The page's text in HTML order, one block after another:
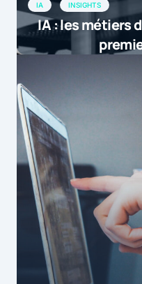
IA INSIGHTS
IA : les métiers